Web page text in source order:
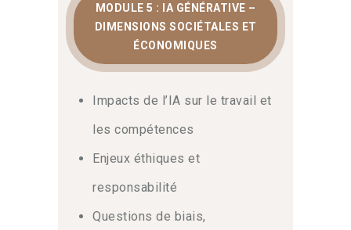
MODULE 5 : IA GÉNÉRATIVE –
DIMENSIONS SOCIÉTALES ET
ÉCONOMIQUES
Impacts de l’IA sur le travail et
les compétences
Enjeux éthiques et
responsabilité
Questions de biais,